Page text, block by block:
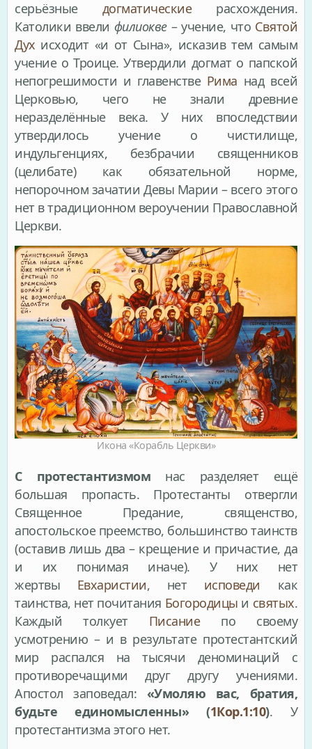
серьёзные догматическиерасхождения.
Католики ввели филиокве– учение, что Святой
Дух исходит «и от Сына», исказив тем самым
учение о Троице. Утвердили догмат о папской
непогрешимости и главенстве Рима над всей
Церковью, чего не знали древние
неразделённые века. У них впоследствии
утвердилось учение о чистилище,
индульгенциях, безбрачии священников
(целибате) как обязательной норме,
непорочном зачатии Девы Марии – всего этого
нет в традиционном вероучении Православной
Церкви.
Икона «Корабль Церкви»
С протестантизмом нас разделяет ещё
большая пропасть. Протестанты отвергли
Священное Предание, священство,
апостольское преемство, большинство таинств
(оставив лишь два – крещение и причастие, да
и их понимая иначе). У них нет
жертвы Евхаристии, нет исповеди как
таинства, нет почитания Богородицы и святых.
Каждый толкует Писаниепо своему
усмотрению – и в результате протестантский
мир распался на тысячи деноминаций с
противоречащими друг другу учениями.
Апостол заповедал: «Умоляю вас, братия,
будьте единомысленны» (1Кор.1:10). У
протестантизма этого нет.